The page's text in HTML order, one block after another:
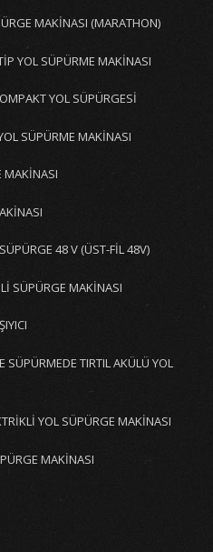
MAKİNASI (MARATHON)
YOL SÜPÜRME MAKİNASI
YOL SÜPÜRGESİ
SÜPÜRME MAKİNASI
MAKİNASI
48 V (ÜST-FİL 48V)
SÜPÜRGE MAKİNASI
SÜPÜRMEDE TIRTIL AKÜLÜ YOL
YOL SÜPÜRGE MAKİNASI
MAKİNASI